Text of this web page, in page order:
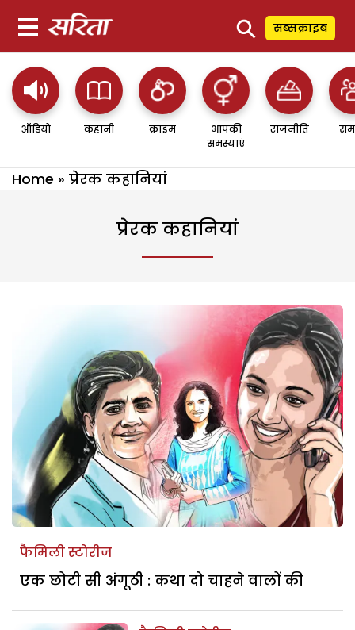
⚲ सब्सक्राइब
ऑडियो कहानी क्राइम
आपकी
समस्याएं
राजनीति
Home » प्रेरक कहानियां
प्रेरक कहानियां
फैमिली स्टोरीज
एक छोटी सी अंगूठी : कथा दो चाहने वालों की